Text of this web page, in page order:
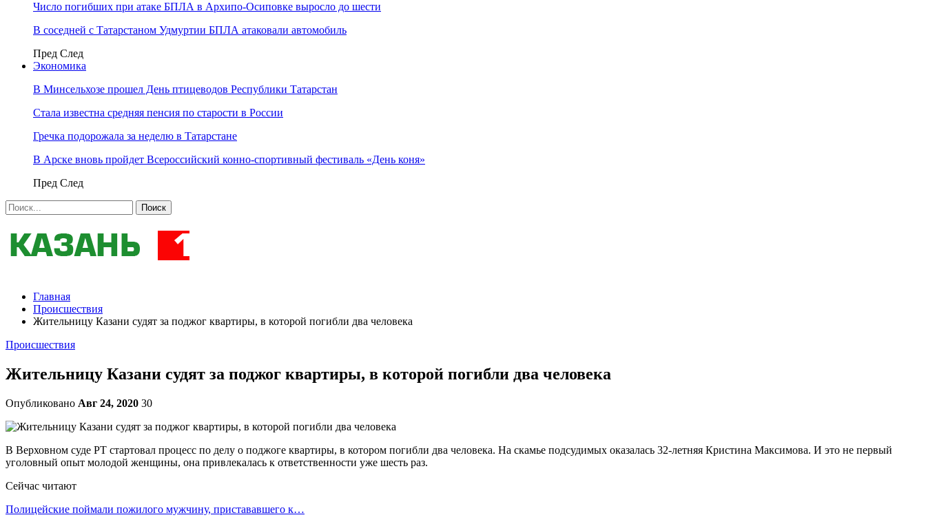
Число погибших при атаке БПЛА в Архипо-Осиповке выросло до шести
В соседней с Татарстаном Удмуртии БПЛА атаковали автомобиль
Пред След
Экономика
В Минсельхозе прошел День птицеводов Республики Татарстан
Стала известна средняя пенсия по старости в России
Гречка подорожала за неделю в Татарстане
В Арске вновь пройдет Всероссийский конно-спортивный фестиваль «День коня»
Пред След
Главная
Происшествия
Жительницу Казани судят за поджог квартиры, в которой погибли два человека
Происшествия
Жительницу Казани судят за поджог квартиры, в которой погибли два человека
Опубликовано Авг 24, 2020 30
В Верховном суде РТ стартовал процесс по делу о поджоге квартиры, в котором погибли два человека. На скамье подсудимых оказалась 32-летняя Кристина Максимова. И это не первый
уголовный опыт молодой женщины, она привлекалась к ответственности уже шесть раз.
Сейчас читают
Полицейские поймали пожилого мужчину, пристававшего к…